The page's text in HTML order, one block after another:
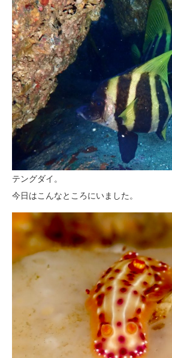
テングダイ。
今日はこんなところにいました。